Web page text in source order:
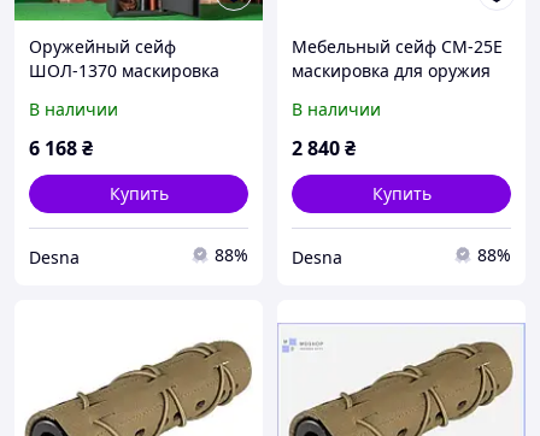
Оружейный сейф
ШОЛ-1370 маскировка
В наличии
6 168₴
Купить
Desna 88%
Мебельный сейф СМ-25Е
маскировка для оружия
В наличии
2 840₴
Купить
Desna 88%